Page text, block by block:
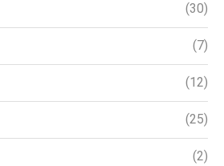
(30)
(7)
(12)
(25)
(2)